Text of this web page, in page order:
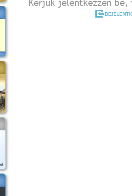
Kérjük jelentkezzen be,